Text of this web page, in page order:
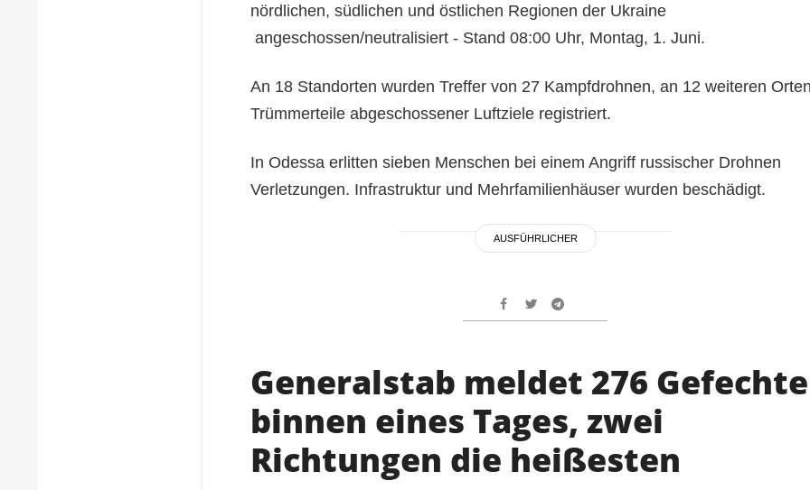
nördlichen, südlichen und östlichen Regionen der Ukraine
angeschossen/neutralisiert - Stand 08:00 Uhr, Montag, 1. Juni.
An 18 Standorten wurden Treffer von 27 Kampfdrohnen, an 12 weiteren
Trümmerteile abgeschossener Luftziele registriert.
In Odessa erlitten sieben Menschen bei einem Angriff russischer Drohnen
Verletzungen. Infrastruktur und Mehrfamilienhäuser wurden beschädigt.
AUSFÜHRLICHER
Generalstab meldet 276 Gefechte
binnen eines Tages, zwei
Richtungen die heißesten